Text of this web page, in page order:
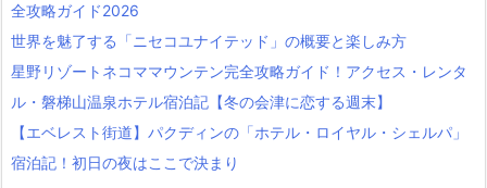
全攻略ガイド2026
世界を魅了する「ニセコユナイテッド」の概要と楽しみ方
星野リゾートネコママウンテン完全攻略ガイド！アクセス・レンタ
ル・磐梯山温泉ホテル宿泊記【冬の会津に恋する週末】
【エベレスト街道】パクディンの「ホテル・ロイヤル・シェルパ」
宿泊記！初日の夜はここで決まり